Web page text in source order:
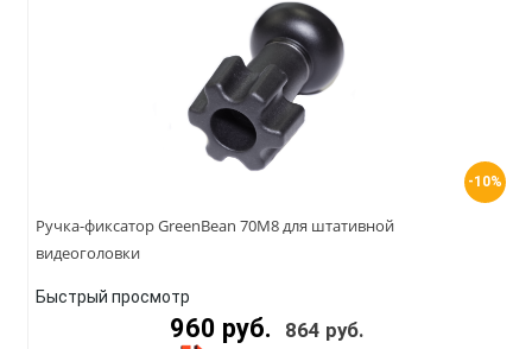
-10%
Ручка-фиксатор GreenBean 70M8 для штативной
видеоголовки
Быстрый просмотр
960 руб. 864 руб.